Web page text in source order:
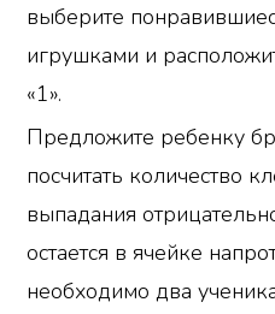
выберите
игрушками и
«1».
Предложите ребенку
посчитать количество
выпадания
остается в ячейке
необходимо два